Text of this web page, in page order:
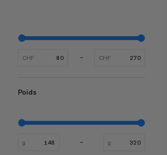
CHF CHF
Poids
g g